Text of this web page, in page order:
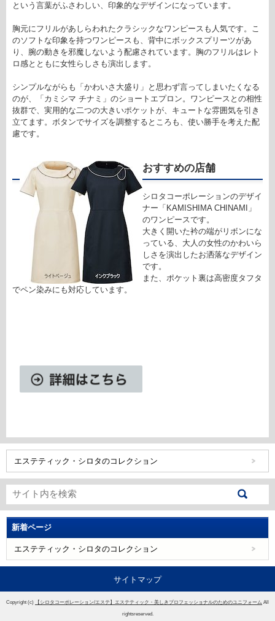
という言葉がふさわしい、印象的なデザインになっています。
胸元にフリルがあしらわれたクラシックなワンピースも人気です。こ
のソフトな印象を持つワンピースも、背中にボックスプリーツがあ
り、腕の動きを邪魔しないよう配慮されています。胸のフリルはレト
ロ感とともに女性らしさも演出します。
シンプルながらも「かわいさ大盛り」と思わず言ってしまいたくなる
のが、「カミシマ チナミ」のショートエプロン。ワンピースとの相性
抜群で、実用的な二つの大きいポケットが、キュートな雰囲気を引き
立てます。ボタンでサイズを調整するところも、使い勝手を考えた配
慮です。
おすすめの店舗
シロタコーポレーションのデザイ
ナー「KAMISHIMA CHINAMI」
のワンピースです。
大きく開いた衿の端がリボンにな
っている、大人の女性のかわいら
しさを演出したお洒落なデザイン
です。
また、ポケット裏は高密度タフタ
でペン染みにも対応しています。
エステティック・シロタのコレクション
新着ページ
エステティック・シロタのコレクション
サイトマップ
Copyright (c) 【シロタコーポレーション/エステ】エステティック・美しきプロフェッショナルのためのユニフォーム All
rightsreserved.